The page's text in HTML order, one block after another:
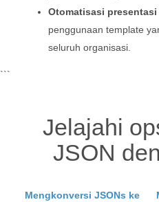
Otomatisasi
penggunaan template
seluruh organisasi.
```
Jelajahi
JSON
Mengkonversi JSONs ke